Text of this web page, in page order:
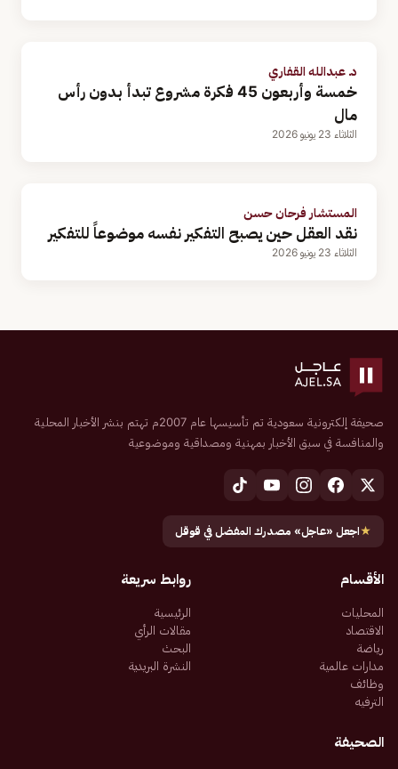
د. عبدالله القفاري
خمسة وأربعون 45 فكرة مشروع تبدأ بدون رأس
مال
الثلاثاء 23 يونيو 2026
المستشار فرحان حسن
نقد العقل حين يصبح التفكير نفسه موضوعاً للتفكير
الثلاثاء 23 يونيو 2026
صحيفة إلكترونية سعودية تم تأسيسها عام 2007م تهتم بنشر الأخبار المحلية
والمنافسة في سبق الأخبار بمهنية ومصداقية وموضوعية
★اجعل «عاجل» مصدرك المفضل في قوقل
الأقسام
المحليات
الاقتصاد
رياضة
مدارات عالمية
وظائف
الترفيه
روابط سريعة
الرئيسية
مقالات الرأي
البحث
النشرة البريدية
الصحيفة